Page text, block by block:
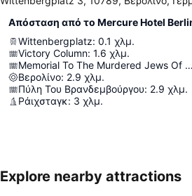
Απόσταση από το Mercure Hotel
Wittenbergplatz: 0.1 χλμ.
Victory Column: 1.6 χλμ.
Memorial To The Murdered Jews Of Europe
Βερολίνο: 2.9 χλμ.
Πύλη Του Βρανδεμβούργου: 2.9 χλμ.
Ράιχσταγκ: 3 χλμ.
Explore nearby attractions